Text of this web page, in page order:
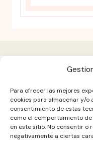
Para ofrecer las mejores
cookies para almacenar y/o
consentimiento de estas
como el comportamiento
en este sitio. No consentir
negativamente a ciertas